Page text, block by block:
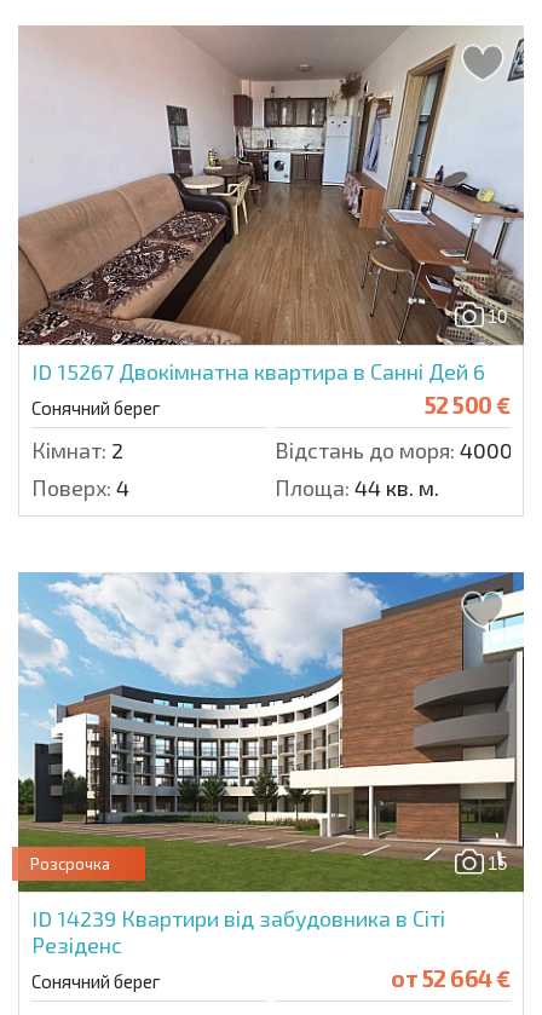
10
ID 15267 Двокімнатна квартира в Санні Дей 6
Сонячний берег 52 500 €
Кімнат: 2 Відстань до моря: 4000 м.
Поверх: 4 Площа: 44 кв. м.
15
Розсрочка
ID 14239 Квартири від забудовника в Сіті
Резіденс
Сонячний берег от52 664 €